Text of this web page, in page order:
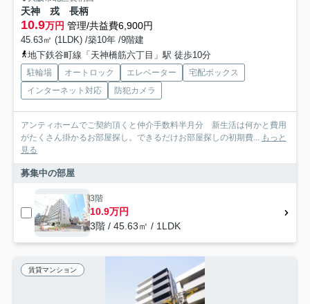
天神 戎 長柄
10.9万円 管理/共益費6,900円
45.63㎡ (1LDK) /築10年 /9階建
地下鉄谷町線「天神橋筋六丁目」駅 徒歩10分
駐輪場 オートロック エレベーター
宅配ボックス
インターネット対応
防犯カメラ
アンティホームでご契約頂くと仲介手数料半月分 新生活は何かと費用
がたくさん掛かるお部屋探し。できるだけお部屋探しの初期費... もっと
見る
募集中の部屋
3階
10.9万円
3階 / 45.63㎡ / 1LDK
賃貸マンション